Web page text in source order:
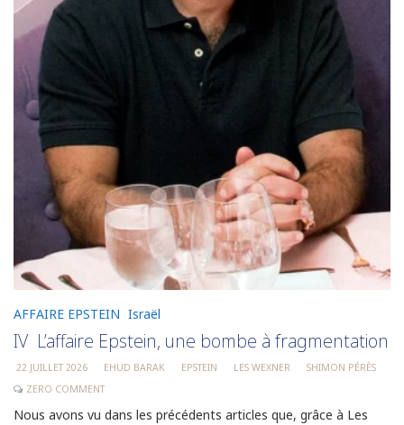
AFFAIRE EPSTEIN Israël
IV L’affaire Epstein, une bombe à fragmentation
22 JUILLET 2026 EHUD BARAK EPSTEIN LES WEXNER
SHIMON PÉRÈS
ZERO COMMENT
Nous avons vu dans les précédents articles que, grâce à Les